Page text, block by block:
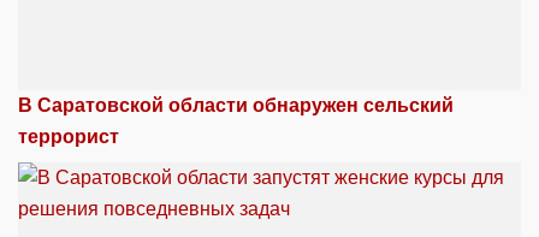
В Саратовской области обнаружен сельский
террорист